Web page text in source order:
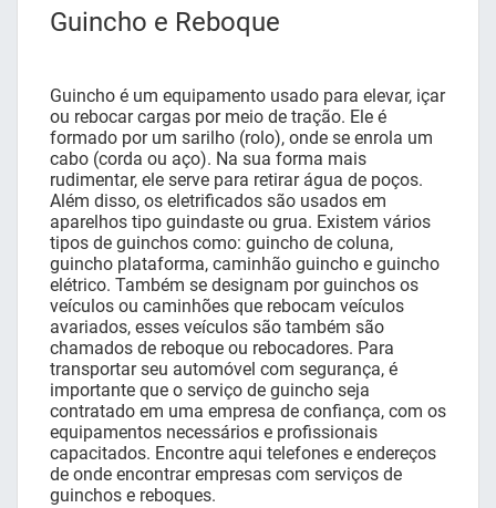
Guincho e Reboque
Guincho é um equipamento usado para elevar, içar
ou rebocar cargas por meio de tração. Ele é
formado por um sarilho (rolo), onde se enrola um
cabo (corda ou aço). Na sua forma mais
rudimentar, ele serve para retirar água de poços.
Além disso, os eletrificados são usados em
aparelhos tipo guindaste ou grua. Existem vários
tipos de guinchos como: guincho de coluna,
guincho plataforma, caminhão guincho e guincho
elétrico. Também se designam por guinchos os
veículos ou caminhões que rebocam veículos
avariados, esses veículos são também são
chamados de reboque ou rebocadores. Para
transportar seu automóvel com segurança, é
importante que o serviço de guincho seja
contratado em uma empresa de confiança, com os
equipamentos necessários e profissionais
capacitados. Encontre aqui telefones e endereços
de onde encontrar empresas com serviços de
guinchos e reboques.